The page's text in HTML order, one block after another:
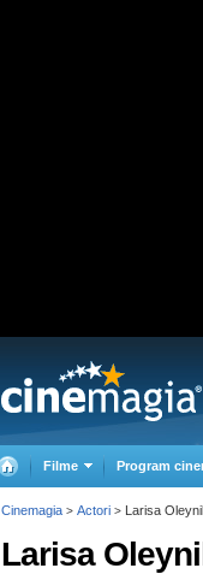
Filme Program
Larisa
Cinemagia > Actori > Larisa